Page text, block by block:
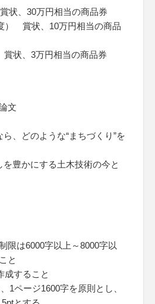
状、30万円相当の商品券
） 賞状、10万円相当の商品
状、3万円相当の商品券
文
ら、どのような“まちづくり”を
を豊かにする土木技術の今と
限は6000字以上～8000字以
と
成すること
1ページ1600字を原則とし、